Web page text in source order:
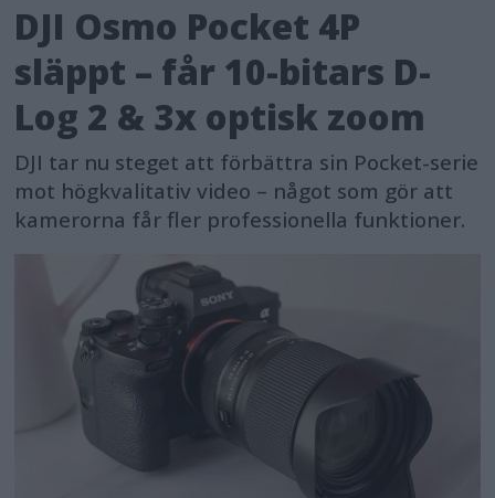
DJI Osmo Pocket 4P
släppt – får 10-bitars D-
Log 2 & 3x optisk zoom
DJI tar nu steget att förbättra sin Pocket-serie
mot högkvalitativ video – något som gör att
kamerorna får fler professionella funktioner.